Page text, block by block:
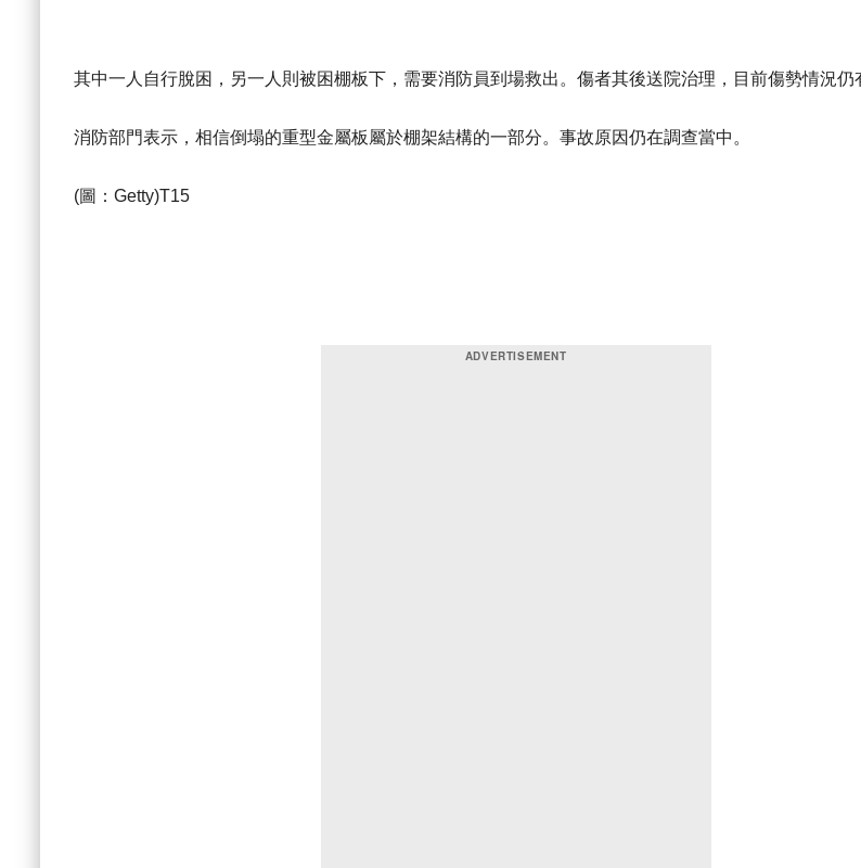
其中一人自行脫困，另一人則被困棚板下，需要消防員到場救出。傷者其後送院治理，目前傷勢情況仍
消防部門表示，相信倒塌的重型金屬板屬於棚架結構的一部分。事故原因仍在調查當中。
(圖：Getty)T15